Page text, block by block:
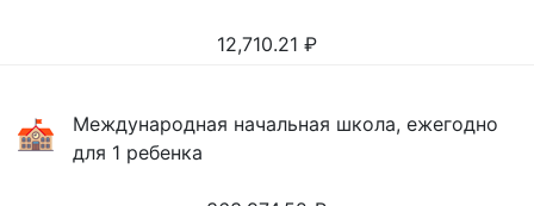
12,710.21 ₽
Международная начальная школа, ежегодно
для 1 ребенка